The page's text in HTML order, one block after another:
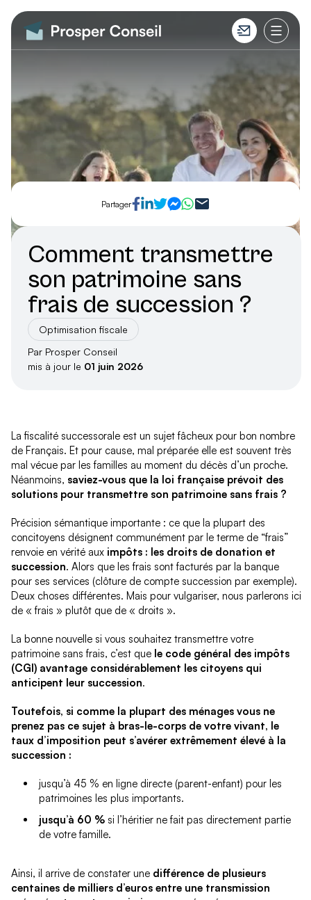
Partager
Comment transmettre
son patrimoine sans
frais de succession ?
Optimisation fiscale
Par Prosper Conseil
mis à jour le 01 juin 2026
La fiscalité successorale est un sujet fâcheux pour bon nombre
de Français. Et pour cause, mal préparée elle est souvent très
mal vécue par les familles au moment du décès d’un proche.
Néanmoins, saviez-vous que la loi française prévoit des
solutions pour transmettre son patrimoine sans frais ?
Précision sémantique importante : ce que la plupart des
concitoyens désignent communément par le terme de “frais”
renvoie en vérité aux impôts : les droits de donation et
succession. Alors que les frais sont facturés par la banque
pour ses services (clôture de compte succession par exemple).
Deux choses différentes. Mais pour vulgariser, nous parlerons ici
de « frais » plutôt que de « droits ».
La bonne nouvelle si vous souhaitez transmettre votre
patrimoine sans frais, c’est que le code général des impôts
(CGI) avantage considérablement les citoyens qui
anticipent leur succession.
Toutefois, si comme la plupart des ménages vous ne
prenez pas ce sujet à bras-le-corps de votre vivant, le
taux d’imposition peut s’avérer extrêmement élevé à la
succession :
jusqu’à 45 % en ligne directe (parent-enfant) pour les
patrimoines les plus importants.
jusqu’à 60 % si l’héritier ne fait pas directement partie
de votre famille.
Ainsi, il arrive de constater une différence de plusieurs
centaines de milliers d’euros entre une transmission